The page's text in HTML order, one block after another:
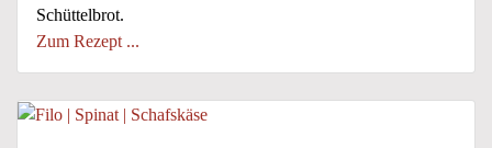
Schüttelbrot.
Zum Rezept ...